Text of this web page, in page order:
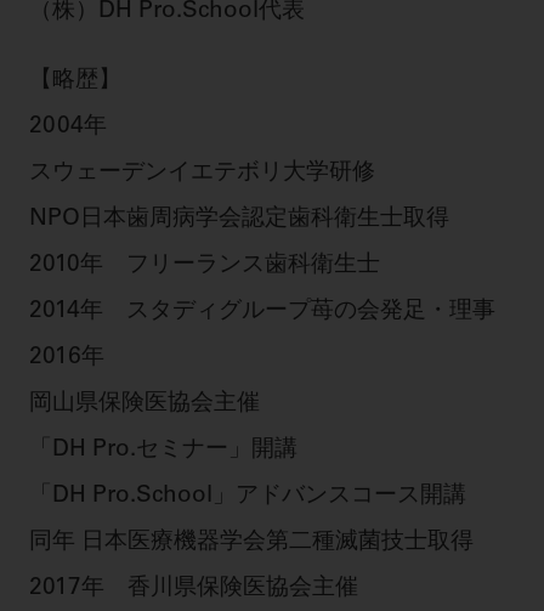
（株）DH Pro.School代表
【略歴】
2004年
スウェーデンイエテボリ大学研修
NPO日本歯周病学会認定歯科衛生士取得
2010年
フリーランス歯科衛生士
2014年
スタディグループ苺の会発足・理事
2016年
岡山県保険医協会主催
「DH Pro.セミナー」開講
「DH Pro.School」アドバンスコース開講
同年 日本医療機器学会第二種滅菌技士取得
2017年
香川県保険医協会主催
推奨環境 サイトマップ